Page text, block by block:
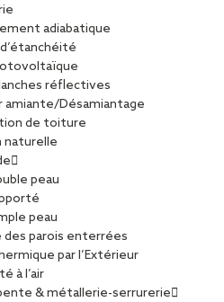
adiabatique
réflectives
amiante/Désamiantage
de toiture
naturelle
peau
peau
des parois enterrées
par l’Extérieur
à l’air
& métallerie-serrurerie